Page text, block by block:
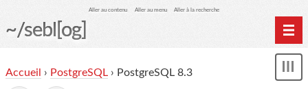
Aller au contenu Aller au menu Aller à la recherche
~/sebl[og]
Archives
Accueil › PostgreSQL › PostgreSQL 8.3